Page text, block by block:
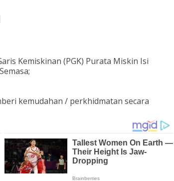
Kemiskinan (PGK) Purata Miskin Isi
kemudahan / perkhidmatan secara